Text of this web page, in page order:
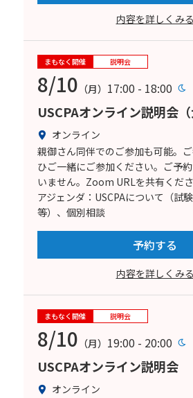
内容を詳しくみる
まもなく開催 説明会
8/10 （月） 17:00 - 18:00
USCPAオンライン説明会（
オンライン
親御さん同伴でのご参加も可能。
ひご一緒にご参加ください。ご予
いません。Zoom URLを共有くださ
アジェンダ：USCPAについて（試
等）、個別相談
予約する
内容を詳しくみる
まもなく開催 説明会
8/10 （月） 19:00 - 20:00
USCPAオンライン説明会
オンライン